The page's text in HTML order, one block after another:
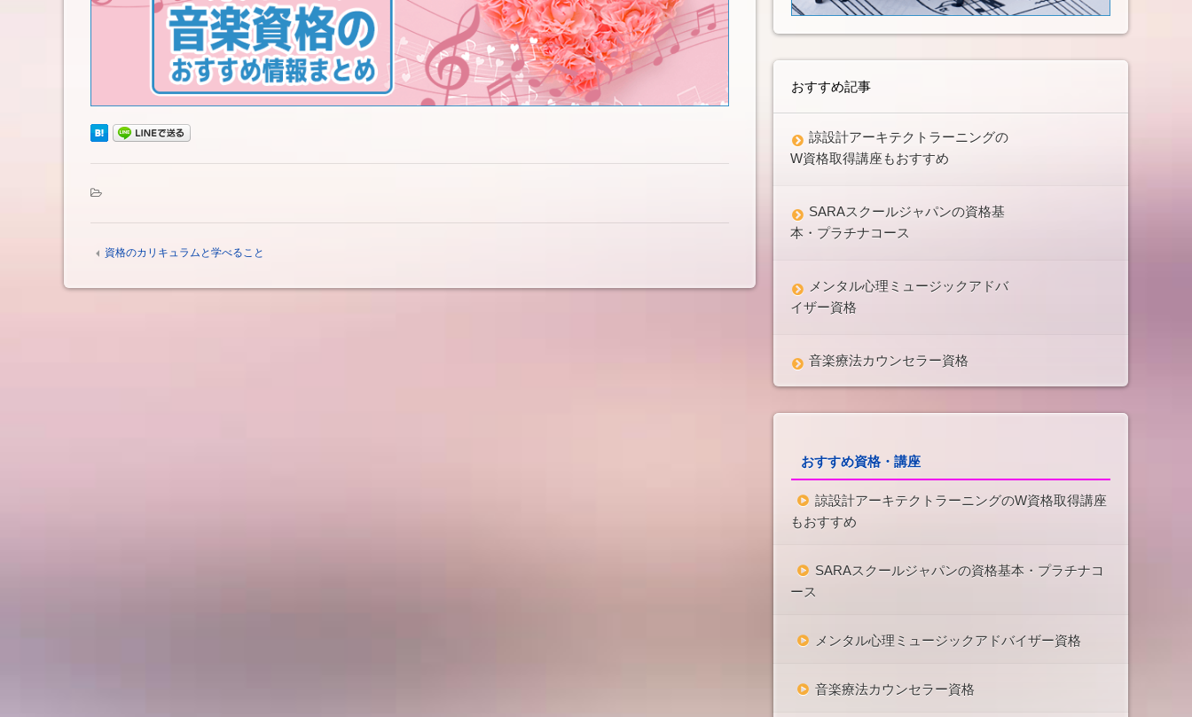
資格のカリキュラムと学べること
おすすめ記事
諒設計アーキテクトラーニングの
W資格取得講座もおすすめ
SARAスクールジャパンの資格基
本・プラチナコース
メンタル心理ミュージックアドバ
イザー資格
音楽療法カウンセラー資格
おすすめ資格・講座
諒設計アーキテクトラーニングのW資格取得講座
もおすすめ
SARAスクールジャパンの資格基本・プラチナコ
ース
メンタル心理ミュージックアドバイザー資格
音楽療法カウンセラー資格